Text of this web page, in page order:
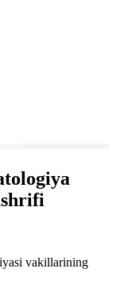
vakillarining